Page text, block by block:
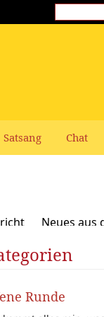
Satsang Chat
Neues aus
Themen
Runde